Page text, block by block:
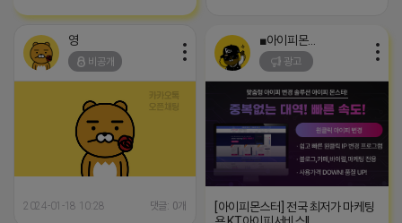
영
비공개
2024-01-18 10:28 댓글: 0개
■아이피몬스터■
광고
[아이피몬스터] 전국 최저가 마케팅